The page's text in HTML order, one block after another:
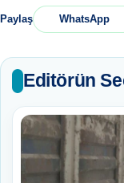
Paylaş WhatsApp
Editörün